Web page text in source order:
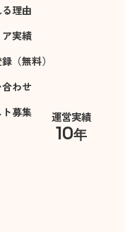
理由
実績
（無料）
わせ
募集 運営実績
10年